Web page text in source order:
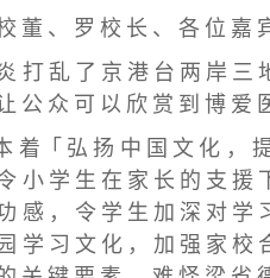
董 、 罗 校 长 、 各 位 嘉
打 乱 了 京 港 台 两 岸 三
公 众 可 以 欣 赏 到 博 爱
着「 弘 扬 中 国 文 化 ，
小 学 生 在 家 长 的 支 援
感 ， 令 学 生 加 深 对 学
学 习 文 化 ， 加 强 家 校